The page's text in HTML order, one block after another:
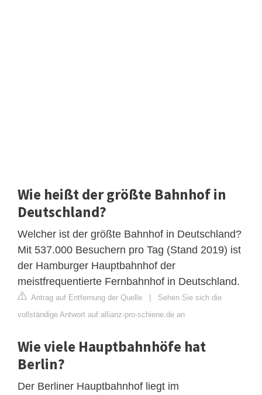
Wie heißt der größte Bahnhof in
Deutschland?
Welcher ist der größte Bahnhof in Deutschland?
Mit 537.000 Besuchern pro Tag (Stand 2019) ist
der Hamburger Hauptbahnhof der
meistfrequentierte Fernbahnhof in Deutschland.
Antrag auf Entfernung der Quelle | Sehen Sie sich die
vollständige Antwort auf allianz-pro-schiene.de an
Wie viele Hauptbahnhöfe hat
Berlin?
Der Berliner Hauptbahnhof liegt im